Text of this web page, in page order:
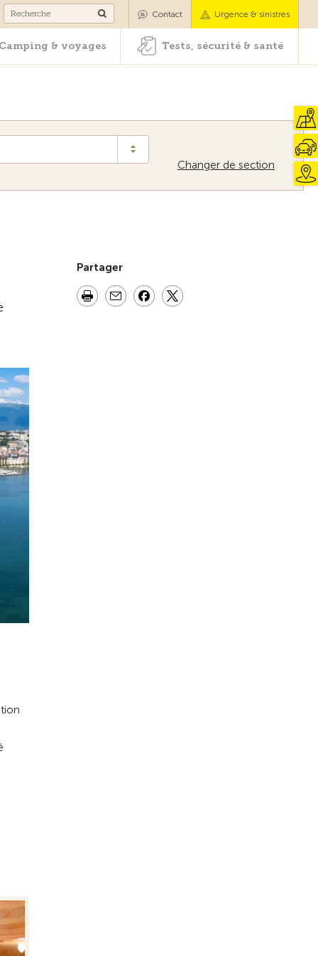
Camping & voyages Tests, sécurité & santé
Contact Urgence & sinistres
& voyages Tests, sécurité & santé
Changer de section
Partager